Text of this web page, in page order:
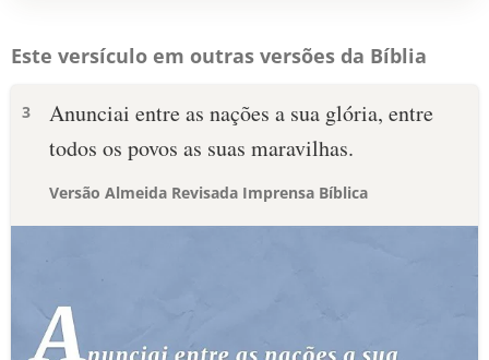
Este versículo em outras versões da Bíblia
3
Anunciai entre as nações a sua glória, entre
todos os povos as suas maravilhas.
Versão Almeida Revisada Imprensa Bíblica